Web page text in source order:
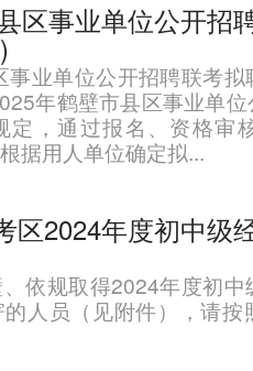
区事业单位公开招
事业单位公开招聘联考
鹤壁市县区事业单位
定，通过报名、资格审
据用人单位确定拟...
区2024年度初中级
依规取得2024年度初
人员（见附件），请